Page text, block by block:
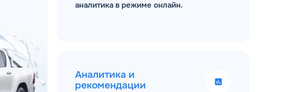
аналитика в режиме онлайн.
Аналитика и
рекомендации